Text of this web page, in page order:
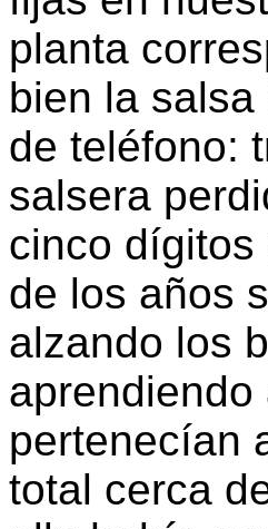
planta
bien la
de teléfono:
salsera
cinco dígitos
de los años
alzando los
pertenecían
total cerca